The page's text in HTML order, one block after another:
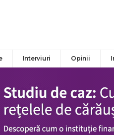
Interviuri Opinii